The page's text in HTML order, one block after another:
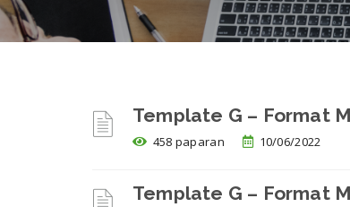
Template G – Format
458 paparan 10/06/2022
Template G – Format